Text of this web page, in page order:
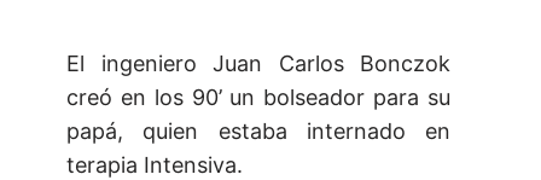
El ingeniero Juan Carlos Bonczok
creó en los 90’ un bolseador para su
papá, quien estaba internado en
terapia Intensiva.